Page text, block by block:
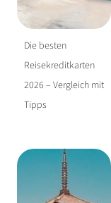
Die besten
Reisekreditkarten
2026 – Vergleich mit
Tipps